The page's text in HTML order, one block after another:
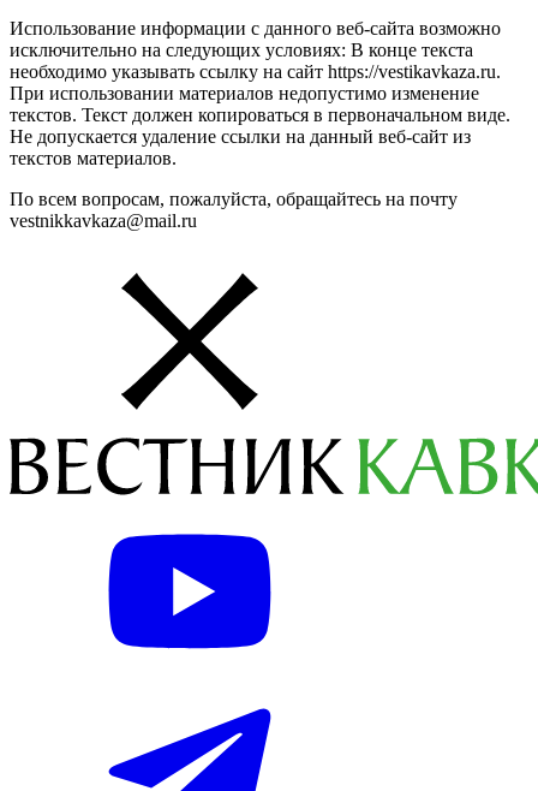
Использование информации с данного веб-сайта возможно
исключительно на следующих условиях: В конце текста
необходимо указывать ссылку на сайт https://vestikavkaza.ru.
При использовании материалов недопустимо изменение
текстов. Текст должен копироваться в первоначальном виде.
Не допускается удаление ссылки на данный веб-сайт из
текстов материалов.
По всем вопросам, пожалуйста, обращайтесь на почту
vestnikkavkaza@mail.ru